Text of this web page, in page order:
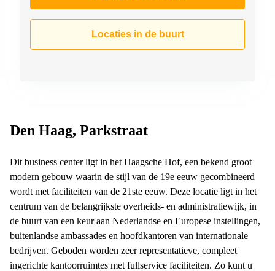
Locaties in de buurt
Den Haag, Parkstraat
Dit business center ligt in het Haagsche Hof, een bekend groot
modern gebouw waarin de stijl van de 19e eeuw gecombineerd
wordt met faciliteiten van de 21ste eeuw. Deze locatie ligt in het
centrum van de belangrijkste overheids- en administratiewijk, in
de buurt van een keur aan Nederlandse en Europese instellingen,
buitenlandse ambassades en hoofdkantoren van internationale
bedrijven. Geboden worden zeer representatieve, compleet
ingerichte kantoorruimtes met fullservice faciliteiten. Zo kunt u